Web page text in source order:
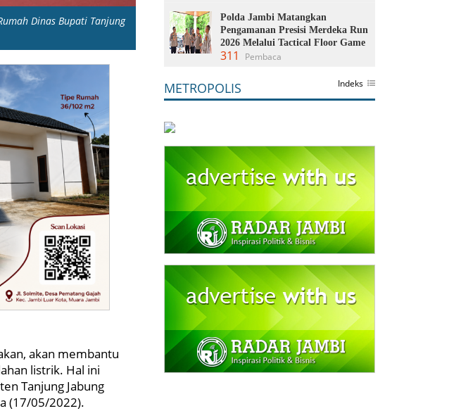
Dinas Bupati Tanjung
akan membantu
listrik. Hal ini
Tanjung Jabung
(17/05/2022).
Polda Jambi Matangkan
Pengamanan Presisi Merdeka Run
2026 Melalui Tactical Floor Game
311 Pembaca
METROPOLIS Indeks